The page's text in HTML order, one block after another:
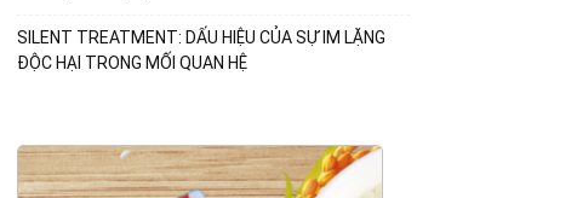
SILENT TREATMENT: DẤU HIỆU CỦA SỰ IM LẶNG
ĐỘC HẠI TRONG MỐI QUAN HỆ